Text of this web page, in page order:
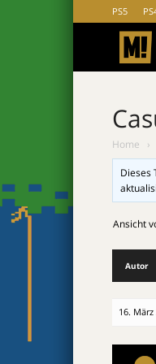
PS5
Home ›
Dieses
Ansicht
Autor
16.